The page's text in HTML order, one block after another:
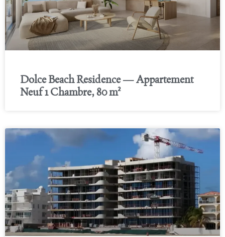
Dolce Beach Residence — Appartement
Neuf 1 Chambre, 80 m²